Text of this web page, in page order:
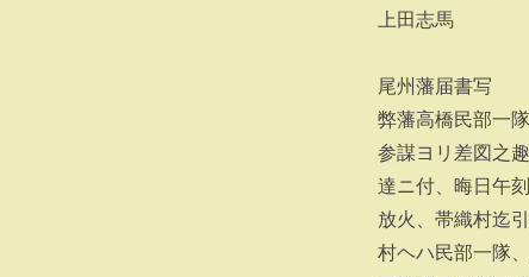
上田志馬
尾州藩届書写
弊藩高橋民部一
参謀ヨリ差図之
達ニ付、晦日午
放火、帯織村迄
村ヘハ民部一隊